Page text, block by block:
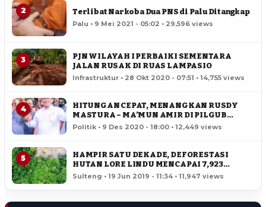
2 Terlibat Narkoba Dua PNS di Palu Ditangkap
Palu • 9 Mei 2021 - 05:02 • 29,596 views
3
PJN WILAYAH I PERBAIKI SEMENTARA
JALAN RUSAK DI RUAS LAMPASIO
Infrastruktur • 28 Okt 2020 - 07:51 • 14,755 views
4
HITUNGAN CEPAT, MENANGKAN RUSDY
MASTURA – MA’MUN AMIR DI PILGUB
SULTENG
Politik • 9 Des 2020 - 18:00 • 12,449 views
5
HAMPIR SATU DEKADE, DEFORESTASI
HUTAN LORE LINDU MENCAPAI 7,923
HEKTAR
Sulteng • 19 Jun 2019 - 11:34 • 11,947 views